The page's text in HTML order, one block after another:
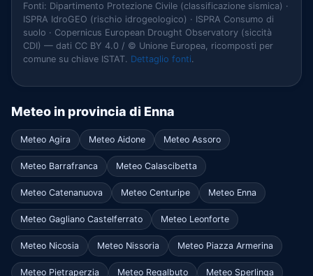
Fonti: Dipartimento Protezione Civile (classificazione sismica) ·
ISPRA IdroGEO (rischio idrogeologico) · ISPRA Consumo di
suolo · Copernicus European Drought Observatory (siccità
CDI) — dati CC BY 4.0 / © Unione Europea, ricomposti per
comune su chiave ISTAT. Dettaglio fonti.
Meteo in provincia di Enna
Meteo Agira Meteo Aidone Meteo Assoro
Meteo Barrafranca Meteo Calascibetta
Meteo Catenanuova Meteo Centuripe Meteo Enna
Meteo Gagliano Castelferrato Meteo Leonforte
Meteo Nicosia Meteo Nissoria Meteo Piazza Armerina
Meteo Pietraperzia Meteo Regalbuto Meteo Sperlinga